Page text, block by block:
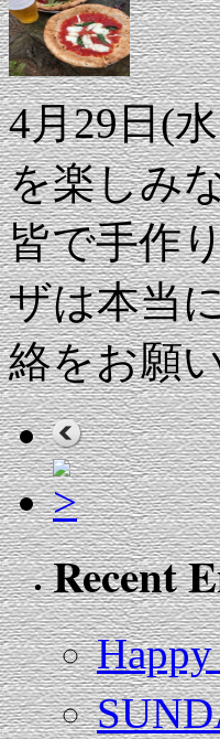
4月29日(
を楽しみ
皆で手作
ザは本当
絡をお願
Recent